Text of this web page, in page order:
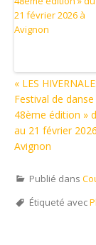
« LES
Festival de danse
48ème édition »
au 21 février
Avignon
Publié dans
Étiqueté avec